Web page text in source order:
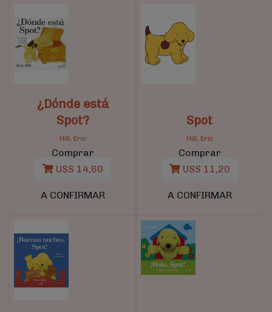
¿Dónde está
Spot?
Hill, Eric
Comprar
U$S 14,60
A CONFIRMAR
Spot
Hill, Eric
Comprar
U$S 11,20
A CONFIRMAR